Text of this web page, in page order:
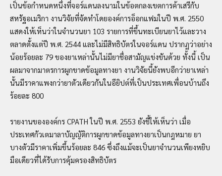
เป็นข้อกำหนดหนึ่งที่จอร์แดนลงนามในข้อตกลงเขตการค้าเสรีกับ
สหรัฐอเมริกา งานวิจัยที่จัดทำโดยองค์การอ็อกแฟมในปี พ.ศ. 2550
แสดงให้เห็นว่าในจำนวนยา 103 รายการที่ขึ้นทะเบียนยาไว้และวาง
ตลาดตั้งแต่ปี พ.ศ. 2544 และไม่มีสิทธิบัตรในจอร์แดน ปรากฏว่าอย่าง
น้อยร้อยละ 79 ของยาเหล่านั้นไม่มียาชื่อสามัญแข่งขันด้วย ทั้งนี้ เป็น
ผลมาจากมาตรการผูกขาดข้อมูลทางยา งานวิจัยนี้ยังพบอีกว่ายาเหล่า
นั้นมีราคาแพงกว่ายาตัวเดียวกันในอียิปต์ที่เป็นประเทศเพื่อนบ้านถึง
ร้อยละ 800
รายงานขององค์กร CPATH ในปี พ.ศ. 2553 ยังชี้ให้เห็นว่า เมื่อ
ประเทศกัวเตมาลาบัญญัติการผูกขาดข้อมูลทางยาเป็นกฎหมาย ยา
บางตัวมีราคาเพิ่มขึ้นร้อยละ 846 ซึ่งถึงแม้จะเป็นยาจำนวนเพียงหยิบ
มือเดียวที่ได้รับการคุ้มครองสิทธิบัตร